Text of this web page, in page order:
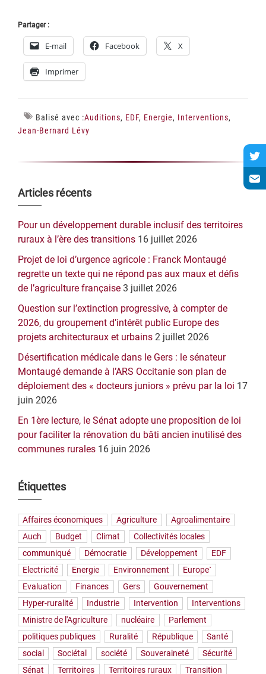
Partager :
E-mail Facebook X
Imprimer
Balisé avec :Auditions, EDF, Energie, Interventions,
Jean-Bernard Lévy
Barre
latérale
principale
Articles récents
Pour un développement durable inclusif des territoires
ruraux à l’ère des transitions 16 juillet 2026
Projet de loi d’urgence agricole : Franck Montaugé
regrette un texte qui ne répond pas aux maux et défis
de l’agriculture française 3 juillet 2026
Question sur l’extinction progressive, à compter de
2026, du groupement d’intérêt public Europe des
projets architecturaux et urbains 2 juillet 2026
Désertification médicale dans le Gers : le sénateur
Montaugé demande à l’ARS Occitanie son plan de
déploiement des « docteurs juniors » prévu par la loi 17
juin 2026
En 1ère lecture, le Sénat adopte une proposition de loi
pour faciliter la rénovation du bâti ancien inutilisé des
communes rurales 16 juin 2026
Étiquettes
Affaires économiques Agriculture
Agroalimentaire
Auch
Budget Climat
Collectivités locales
communiqué
Démocratie Développement
EDF
Electricité
Energie Environnement
Europe`
Evaluation
Finances Gers
Gouvernement
Hyper-ruralité
Industrie Intervention
Interventions
Ministre de l'Agriculture
nucléaire
Parlement
politiques publiques
Ruralité République
Santé
social
Sociétal société Souveraineté
Sécurité
Sénat
Territoires Territoires ruraux
Transition